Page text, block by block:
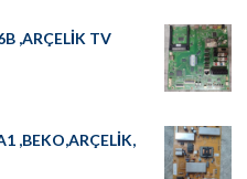
,ARÇELİK TV
,BEKO,ARÇELİK,